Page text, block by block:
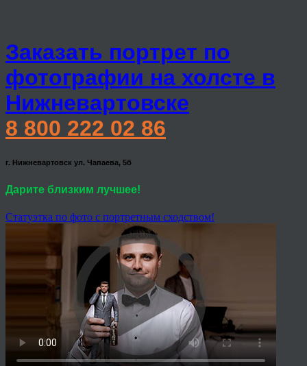
Заказать портрет по
фотографии на холсте в
Нижневартовске
8 800 222 02 86
г. Нижневартовск ул. Чапаева, 5б
Дарите близким лучшее!
Статуэтка по фото с портретным сходством!